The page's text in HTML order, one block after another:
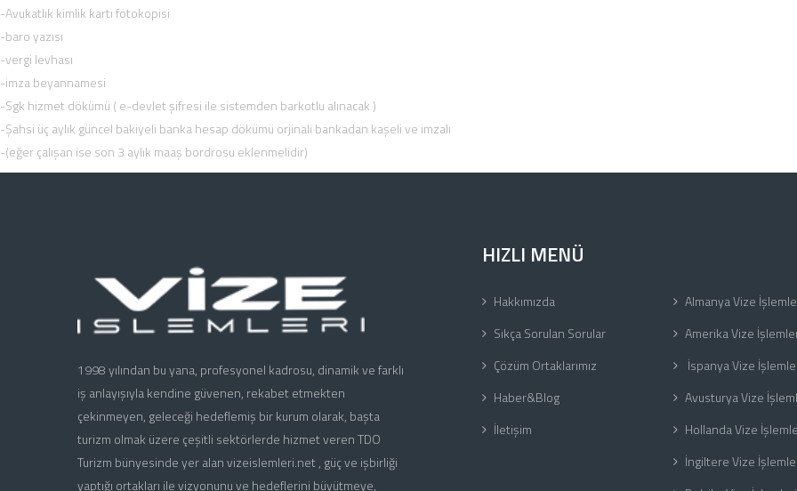
-Avukatlık kimlik kartı fotokopisi
-baro yazısı
-vergi levhası
-imza beyannamesi
-Sgk hizmet dökümü ( e-devlet şifresi ile sistemden barkotlu alınacak )
-Şahsi üç aylık güncel bakiyeli banka hesap dökümü orjinali bankadan kaşeli ve imzalı
-(eğer çalışan ise son 3 aylık maaş bordrosu eklenmelidir)
1998 yılından bu yana, profesyonel kadrosu, dinamik ve farklı
iş anlayışıyla kendine güvenen, rekabet etmekten
çekinmeyen, geleceği hedeflemiş bir kurum olarak, başta
turizm olmak üzere çeşitli sektörlerde hizmet veren TDO
Turizm bünyesinde yer alan vizeislemleri.net , güç ve işbirliği
yaptığı ortakları ile vizyonunu ve hedeflerini büyütmeye,
HIZLI MENÜ
Hakkımızda
Sıkça Sorulan Sorular
Çözüm Ortaklarımız
Haber&Blog
İletişim
Almanya Vize
Amerika Vize
İspanya Vize
Avusturya Vize
Hollanda Vize
İngiltere Vize